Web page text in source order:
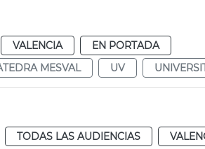
VALENCIA
EN PORTADA
MESVAL UV
TODAS LAS AUDIENCIAS